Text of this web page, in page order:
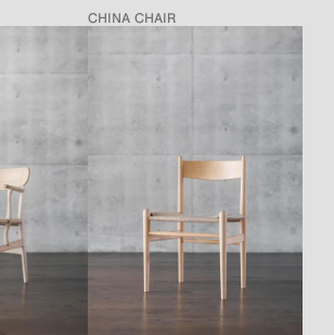
CHINA CHAIR